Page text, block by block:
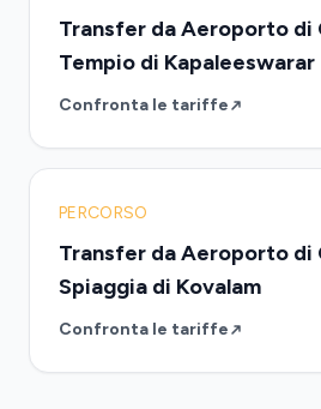
Transfer da Aeroporto di
Tempio di Kapaleeswarar
Confronta le tariffe
PERCORSO
Transfer da Aeroporto di
Spiaggia di Kovalam
Confronta le tariffe